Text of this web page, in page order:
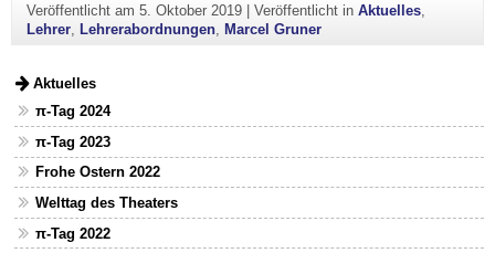
Veröffentlicht am 5. Oktober 2019| Veröffentlicht in Aktuelles,
Lehrer, Lehrerabordnungen, Marcel Gruner
Aktuelles
π-Tag 2024
π-Tag 2023
Frohe Ostern 2022
Welttag des Theaters
π-Tag 2022